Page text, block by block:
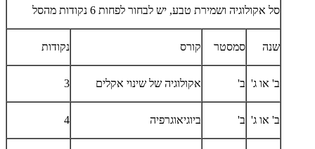
סל אקולוגיה ושמירת טבע, יש לבחור לפחות 6 נקודות מהסל
שנה סמסטר קורס נקודות
ב' או ג' ב' אקולוגיה של שינוי אקלים 3
ב' או ג' ב' ביוגיאוגרפיה 4